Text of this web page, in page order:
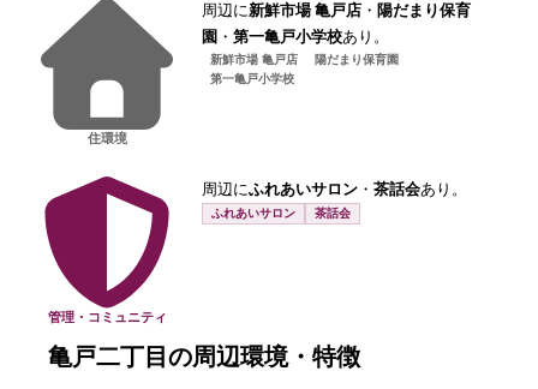
住環境
周辺に新鮮市場 亀戸店 ・ 陽だまり保育
園 ・ 第一亀戸小学校あり。
新鮮市場 亀戸店
陽だまり保育園
第一亀戸小学校
管理・コミュニティ
周辺にふれあいサロン ・ 茶話会あり。
ふれあいサロン 茶話会
亀戸二丁目 の周辺環境・特徴